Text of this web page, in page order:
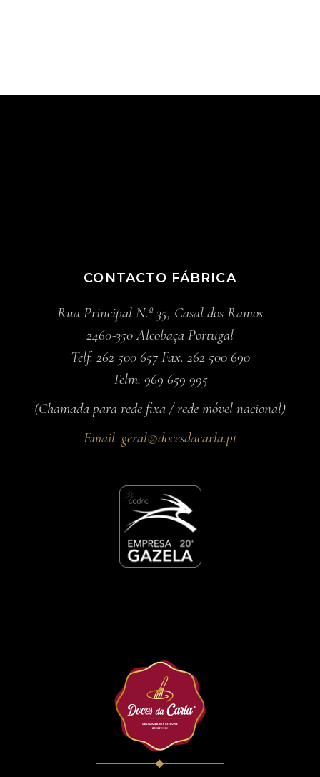
CONTACTO FÁBRICA
Rua Principal N.º 35, Casal dos Ramos
2460-350 Alcobaça Portugal
Telf. 262 500 657 Fax. 262 500 690
Telm. 969 659 995
(Chamada para rede fixa / rede móvel nacional)
Email. geral@docesdacarla.pt